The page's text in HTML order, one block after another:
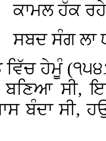
ਕਾਮਲ ਹੱਕ
ਸਬਦ ਸੰਗ ਲਾ
ਵਿੱਚ ਹੇਮੂੰ
ਬਣਿਆ ਸੀ,
ਬੰਦਾ ਸੀ,